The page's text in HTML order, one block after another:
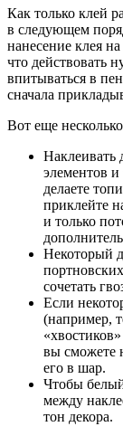
Как только клей
в следующем
нанесение клея
что действовать
впитываться в
сначала
Вот еще
Наклеивать
элементов
делаете
приклейте
и только
Некоторый
сочетать
Если
(например,
вы сможете
его в шар.
Чтобы
между
тон декора.